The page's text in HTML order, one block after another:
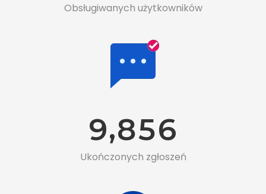
Obsługiwanych użytkowników
9,856
Ukończonych zgłoszeń